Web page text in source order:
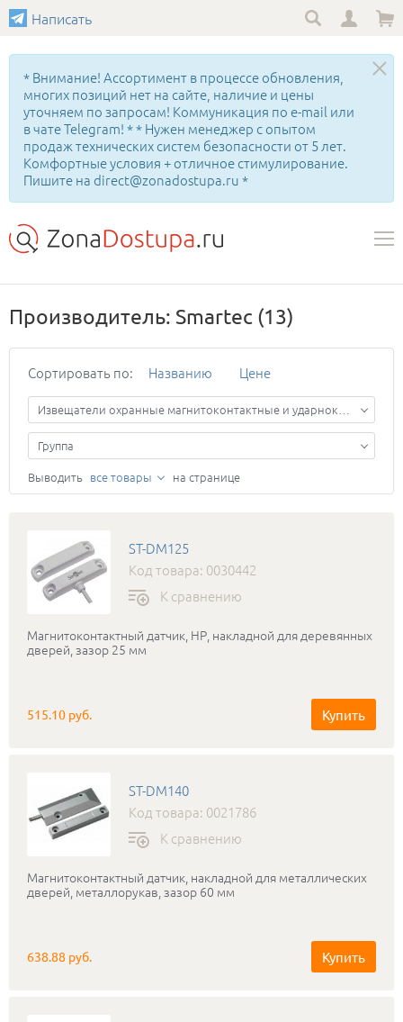
Написать
* Внимание! Ассортимент в процессе обновления,
многих позиций нет на сайте, наличие и цены
уточняем по запросам! Коммуникация по e-mail или
в чате Telegram! * * Нужен менеджер с опытом
продаж технических систем безопасности от 5 лет.
Комфортные условия + отличное стимулирование.
Пишите на direct@zonadostupa.ru *
Производитель: Smartec (13)
Сортировать по: Названию Цене
Извещатели охранные магнитоконтактные и ударноконтактные
Группа
Выводить все товары на странице
ST-DM125
Код товара: 0030442
К сравнению
Магнитоконтактный датчик, НР, накладной для деревянных
дверей, зазор 25 мм
515.10 руб. Купить
ST-DM140
Код товара: 0021786
К сравнению
Магнитоконтактный датчик, накладной для металлических
дверей, металлорукав, зазор 60 мм
638.88 руб. Купить